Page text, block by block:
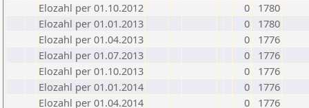
Elozahl per 01.10.2012
0
1780
Elozahl per 01.01.2013
0
1780
Elozahl per 01.04.2013
0
1776
Elozahl per 01.07.2013
0
1776
Elozahl per 01.10.2013
0
1776
Elozahl per 01.01.2014
0
1776
Elozahl per 01.04.2014
0
1776